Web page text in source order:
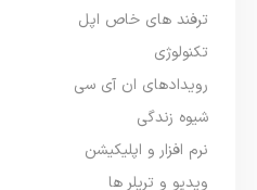
ترفند های خاص اپل
تکنولوژی
رویدادهای ان آی سی
شیوه زندگی
نرم افزار و اپلیکیشن
ویدیو و تریلر ها